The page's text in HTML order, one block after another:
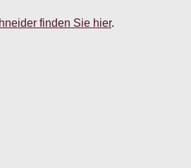
finden Sie hier.